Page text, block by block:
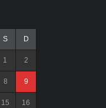
S D
1 2
8 9
15 16